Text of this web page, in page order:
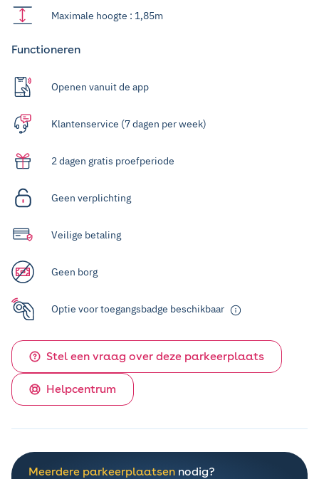
Maximale hoogte : 1,85m
Functioneren
Openen vanuit de app
Klantenservice (7 dagen per week)
2 dagen gratis proefperiode
Geen verplichting
Veilige betaling
Geen borg
Optie voor toegangsbadge beschikbaar
Stel een vraag over deze parkeerplaats
Helpcentrum
Meerdere parkeerplaatsen nodig?